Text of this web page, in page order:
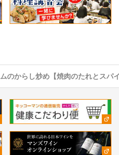
のからし炒め【焼肉のたれとスパ